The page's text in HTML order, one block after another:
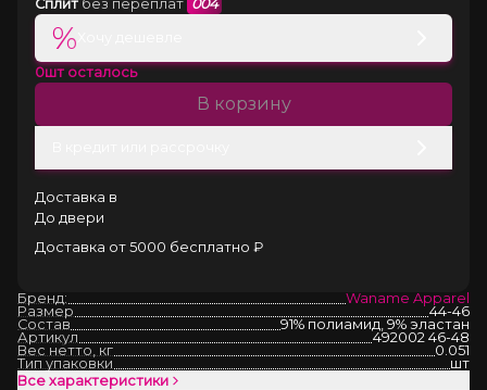
Сплит без переплат 004
%
0шт осталось
В корзину
Доставка в
До двери
Доставка от 5000 бесплатно ₽
Бренд:
Waname Apparel
Размер
44-46
Состав
91% полиамид, 9% эластан
Артикул
492002 46-48
Вес нетто, кг
0.051
Тип упаковки
шт
Все характеристики